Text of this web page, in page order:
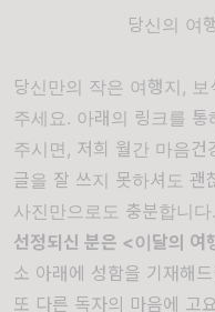
당신의 여
당신만의 작은 여행지 ,
주세요 . 아래의 링크를 통
주시면 , 저희 월간 마음건
글을 잘 쓰지 못하셔도 괜
사진만으로도 충분합니다.
선정되신 분은 <이달의 여
소 아래에 성함을 기재해
또 다른 독자의 마음에 고